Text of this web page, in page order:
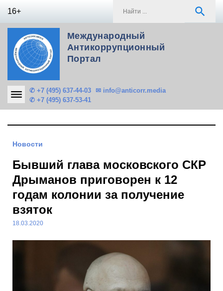
16+ search
Международный
Антикоррупционный
Портал
✆ +7 (495) 637-44-03
✆ +7 (495) 637-53-41
✉ info@anticorr.media
Новости
Бывший глава московского СКР
Дрыманов приговорен к 12
годам колонии за получение
взяток
18.03.2020